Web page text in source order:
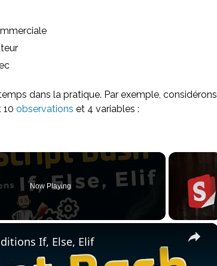
dans la pratique. Par exemple, considérons
10 observations et 4 variables :
Now Playing
×
If, Else, Elif